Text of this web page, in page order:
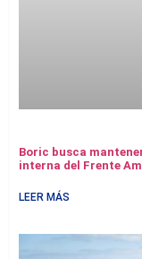
Boric busca
interna del Frente
LEER MÁS